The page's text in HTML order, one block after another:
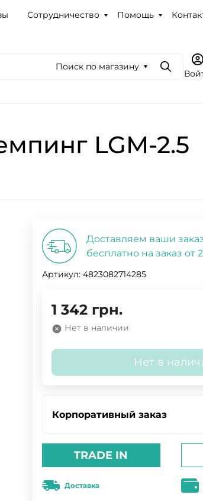
Сотрудничество Помощь
Поиск по магазину
Поиск
LGM-2.5
Доставляем ваши
бесплатно на заказ от
Артикул: 4823082714285
1 342 грн.
Нет в наличии
Нет в
Корпоративный заказ
TRADE IN
Доставка